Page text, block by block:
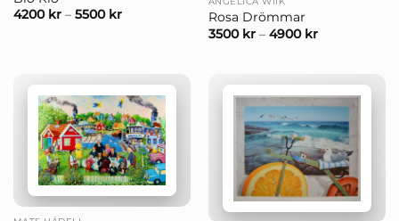
4200 kr– 5500 kr
Rosa Drömmar
3500 kr– 4900 kr